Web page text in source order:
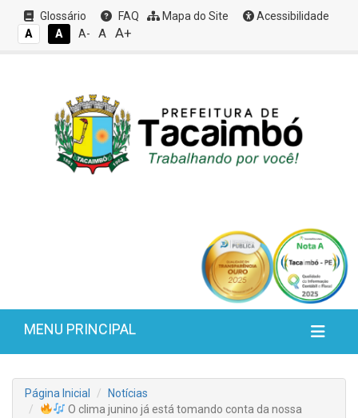
Glossário FAQ Mapa do Site
Acessibilidade
A
A A- A A+
MENU PRINCIPAL
Página Inicial
Notícias
O clima junino já está tomando conta da nossa